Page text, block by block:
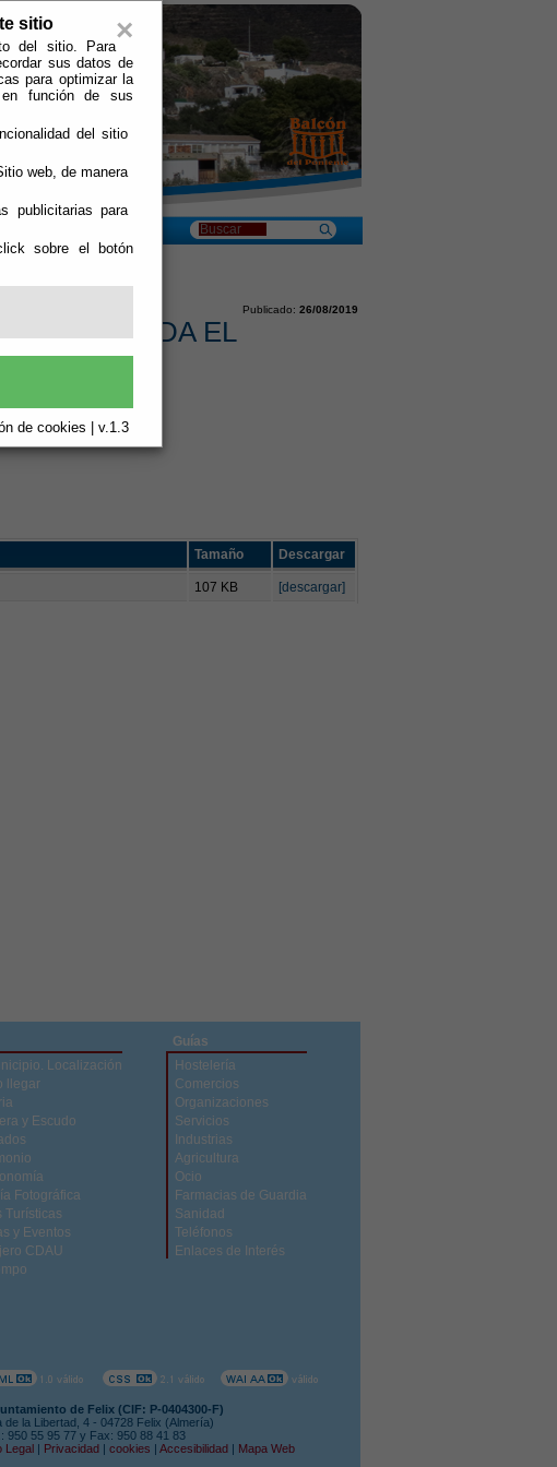
×
sitio
del sitio. Para
sus datos de
para optimizar la
en función de sus
del sitio
web, de manera
publicitarias para
sobre el botón
de cookies | v.1.3
CELEBRADA EL
Publicado: 26/08/2019
Tamaño Descargar
107 KB [descargar]
Localización
llegar
y Escudo
Fotográfica
Turísticas
y Eventos
CDAU
Guías
Hostelería
Comercios
Organizaciones
Servicios
Industrias
Agricultura
Ocio
Farmacias de Guardia
Sanidad
Teléfonos
Enlaces de Interés
de Felix (CIF: P-0404300-F)
de la Libertad, 4 - 04728 Felix (Almería)
950 55 95 77 y Fax: 950 88 41 83
Legal | Privacidad | cookies | Accesibilidad | Mapa Web